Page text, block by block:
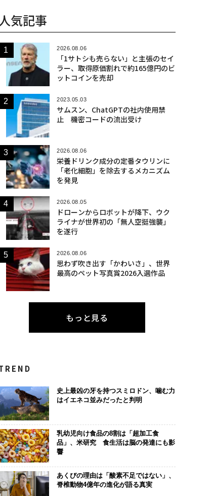
人気記事
2026.08.06
「1サトシも売らない」と主張のセイ
ラー、取得原価割れで約165億円のビ
ットコインを売却
2023.05.03
サムスン、ChatGPTの社内使用禁
止 機密コードの流出受け
2026.08.06
栄養ドリンク成分の定番タウリンに
「老化細胞」を除去するメカニズム
を発見
2026.08.05
ドローンからロボットが降下、ウク
ライナが世界初の「無人空挺強襲」
を遂行
2026.08.06
思わず吹き出す「かわいさ」、世界
最高のペット写真賞2026入選作品
もっと見る
史上最凶の牙を持つスミロドン、噛む力
はイエネコ並みだったと判明
乳幼児向け食品の8割は「超加工食
品」、米研究 食生活は脳の発達にも影
響
あくびの理由は「酸素不足ではない」、
脊椎動物4億年の進化が語る真実